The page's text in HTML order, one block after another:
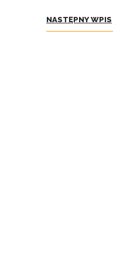
NASTĘPNY WPIS